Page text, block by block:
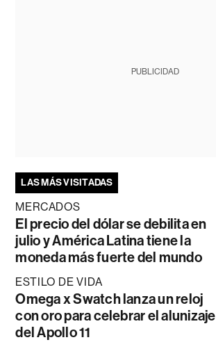
PUBLICIDAD
LAS MÁS VISITADAS
MERCADOS
El precio del dólar se debilita en
julio y América Latina tiene la
moneda más fuerte del mundo
ESTILO DE VIDA
Omega x Swatch lanza un reloj
con oro para celebrar el alunizaje
del Apollo 11